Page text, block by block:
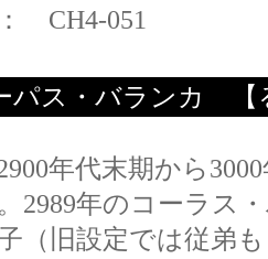
CH4-051
パス・バランカ 【
年代末期から
2989年のコーラス
（旧設定では従弟